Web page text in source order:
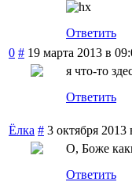
Ответить
0 # 19 марта 2013 в
я что-то
Ответить
Ёлка # 3 октября 2013
О, Боже
Ответить